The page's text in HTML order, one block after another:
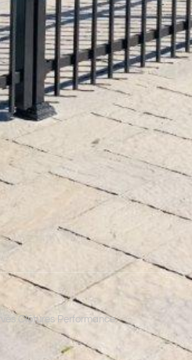
Clôtures Performance